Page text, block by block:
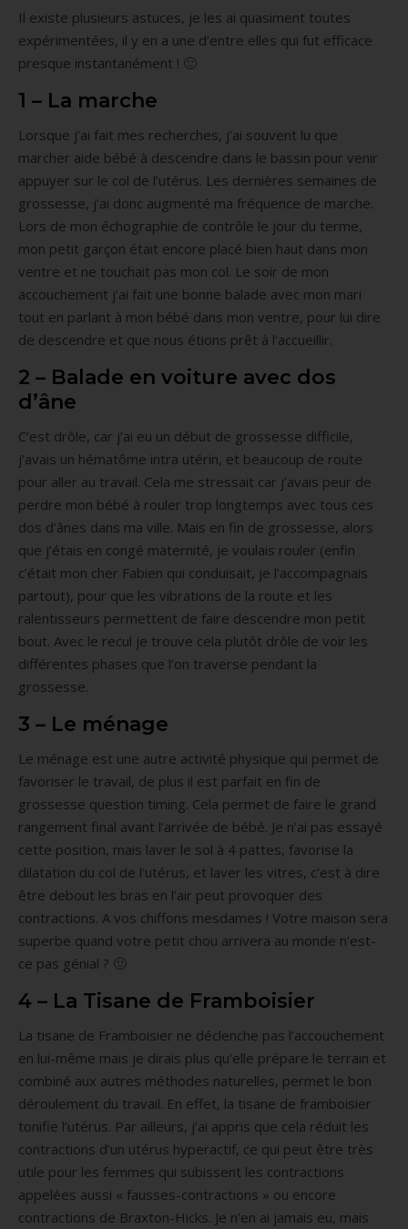
Il existe plusieurs astuces, je les ai quasiment toutes
expérimentées, il y en a une d’entre elles qui fut efficace
presque instantanément ! 🙂
1 – La marche
Lorsque j’ai fait mes recherches, j’ai souvent lu que
marcher aide bébé à descendre dans le bassin pour venir
appuyer sur le col de l’utérus. Les dernières semaines de
grossesse, j’ai donc augmenté ma fréquence de marche.
Lors de mon échographie de contrôle le jour du terme,
mon petit garçon était encore placé bien haut dans mon
ventre et ne touchait pas mon col. Le soir de mon
accouchement j’ai fait une bonne balade avec mon mari
tout en parlant à mon bébé dans mon ventre, pour lui dire
de descendre et que nous étions prêt à l’accueillir.
2 – Balade en voiture avec dos
d’âne
C’est drôle, car j’ai eu un début de grossesse difficile,
j’avais un hématôme intra utérin, et beaucoup de route
pour aller au travail. Cela me stressait car j’avais peur de
perdre mon bébé à rouler trop longtemps avec tous ces
dos d’ânes dans ma ville. Mais en fin de grossesse, alors
que j’étais en congé maternité, je voulais rouler (enfin
c’était mon cher Fabien qui conduisait, je l’accompagnais
partout), pour que les vibrations de la route et les
ralentisseurs permettent de faire descendre mon petit
bout. Avec le recul je trouve cela plutôt drôle de voir les
différentes phases que l’on traverse pendant la
grossesse.
3 – Le ménage
Le ménage est une autre activité physique qui permet de
favoriser le travail, de plus il est parfait en fin de
grossesse question timing. Cela permet de faire le grand
rangement final avant l’arrivée de bébé. Je n’ai pas essayé
cette position, mais laver le sol à 4 pattes, favorise la
dilatation du col de l’utérus, et laver les vitres, c’est à dire
être debout les bras en l’air peut provoquer des
contractions. A vos chiffons mesdames ! Votre maison sera
superbe quand votre petit chou arrivera au monde n’est-
ce pas génial ? 🙂
4 – La Tisane de Framboisier
La tisane de Framboisier ne déclenche pas l’accouchement
en lui-même mais je dirais plus qu’elle prépare le terrain et
combiné aux autres méthodes naturelles, permet le bon
déroulement du travail. En effet, la tisane de framboisier
tonifie l’utérus. Par ailleurs, j’ai appris que cela réduit les
contractions d’un utérus hyperactif, ce qui peut être très
utile pour les femmes qui subissent les contractions
appelées aussi « fausses-contractions » ou encore
contractions de Braxton-Hicks. Je n’en ai jamais eu, mais